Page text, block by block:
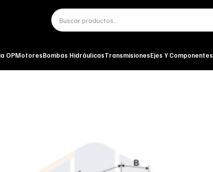
OPMotoresBombas HidráulicasTransmisionesEjes Y Componentes